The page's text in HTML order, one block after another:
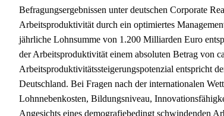
Befragungsergebnissen unter deutschen Corporate
Arbeitsproduktivität durch ein optimiertes
jährliche Lohnsumme von 1.200 Milliarden Euro
der Arbeitsproduktivität einem absoluten Betrag von
Arbeitsproduktivitätssteigerungspotenzial entspricht
Deutschland. Bei Fragen nach der internationalen
Lohnnebenkosten, Bildungsniveau,
Angesichts eines demografiebedingt schwindenden